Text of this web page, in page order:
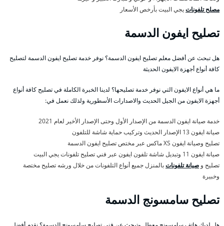
مصلح تلفوناتيجي البيت بأرخص الأسعار
تصليح ايفون الدسمة
هل تبحث عن أفضل معلم تصليح ايفون الدسمة؟ نوفر خدمة تصليح ايفون الدسمة لتصليح
كافة أنواع أجهزة الايفون الحديثة
ما هي أنواع الايفون التي نوفر خدمة تصليحها؟ لدينا الخبرة الكاملة في تصليح كافة أنواع
أجهزة الايفون من الجيل الحديث والاصدارات الأسطورية ولذلك نعمل في:
خدمة صيانة ايفون الدسمة من الإصدار الأول وحتى الإصدار الأخير لعام 2021
صيانة ايفون 13 الإصدار الحديث وتركيب حماية شاشة للتلفون
تصليح وصيانة ايفون XS ماكس عبر مختص تصليح ايفون الدسمة
صيانة ايفون 11 وتبديل شاشة تلفون ايفون عبر فني تصليح تلفونات يجي البيت
تصليح و صيانة تلفوناتبالمنزل جميع أنواع التلفونات من خلال ورشه تصليح مختصة
وخبيرة
تصليح سامسونج الدسمة